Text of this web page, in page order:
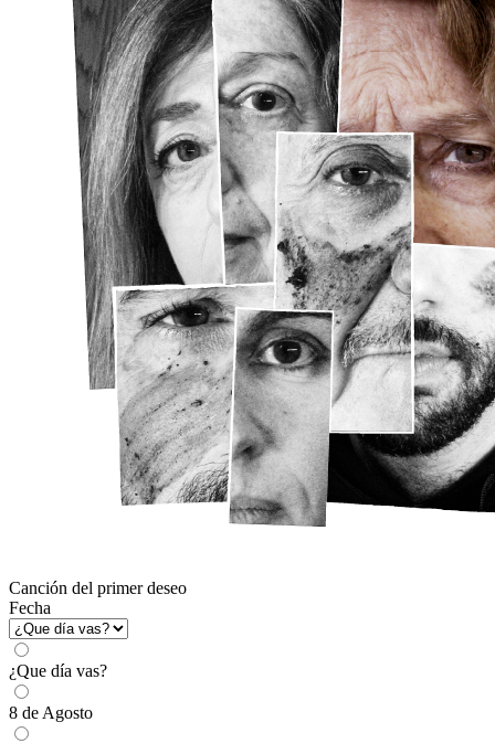
Canción del primer deseo
Fecha
¿Que día vas?
8 de Agosto